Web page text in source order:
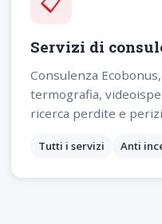
Servizi di
Consulenza
termografia,
ricerca perdite e
Tutti i servizi Anti